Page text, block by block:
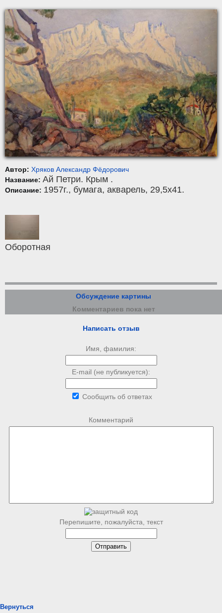
Автор: Хряков Александр Фёдорович
Название: Ай Петри. Крым .
Описание: 1957г., бумага, акварель, 29,5x41.
Оборотная
Обсуждение картины
Комментариев пока нет
Написать отзыв
Имя, фамилия:
E-mail (не публикуется):
Сообщить об ответах
Комментарий
Перепишите, пожалуйста, текст
Вернуться